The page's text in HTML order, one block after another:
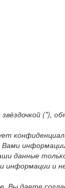
(*),
Вами
данные
информации и
Вы даете